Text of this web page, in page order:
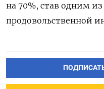
на 70%, став одним
продовольственной